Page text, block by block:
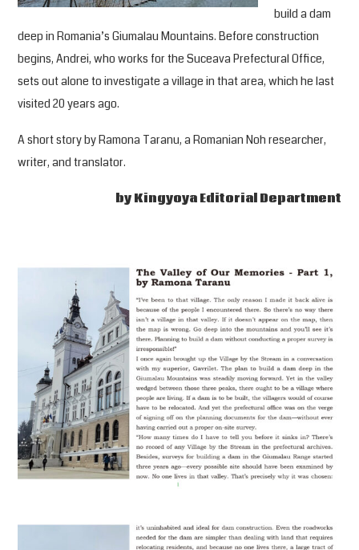
build a dam
deep in Romania’s Giumalau Mountains. Before construction
begins, Andrei, who works for the Suceava Prefectural Office,
sets out alone to investigate a village in that area, which he last
visited 20 years ago.
A short story by Ramona Taranu, a Romanian Noh researcher,
writer, and translator.
by Kingyoya Editorial Department